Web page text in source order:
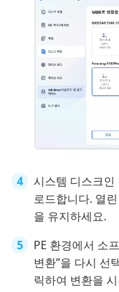
시스템 디스크인
로드합니다. 열
을 유지하세요.
PE 환경에서 소
변환”을 다시 선
릭하여 변환을